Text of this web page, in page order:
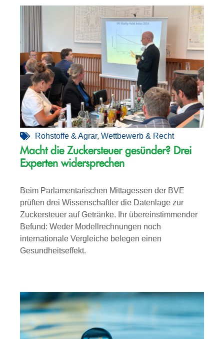
Rohstoffe & Agrar, Wettbewerb & Recht
Macht die Zuckersteuer gesünder? Drei
Experten widersprechen
Beim Parlamentarischen Mittagessen der BVE
prüften drei Wissenschaftler die Datenlage zur
Zuckersteuer auf Getränke. Ihr übereinstimmender
Befund: Weder Modellrechnungen noch
internationale Vergleiche belegen einen
Gesundheitseffekt.